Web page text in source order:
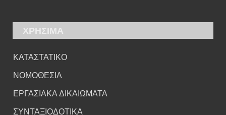
ΧΡΗΣΙΜΑ
ΚΑΤΑΣΤΑΤΙΚΟ
ΝΟΜΟΘΕΣΙΑ
ΕΡΓΑΣΙΑΚΑ ΔΙΚΑΙΩΜΑΤΑ
ΣΥΝΤΑΞΙΟΔΟΤΙΚΑ